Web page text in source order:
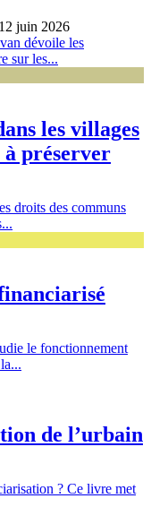
juin 2026
dévoile les
sur les...
les villages
à préserver
droits des communs
le fonctionnement
de l’urbain
? Ce livre met